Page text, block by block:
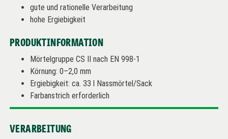
gute und rationelle Verarbeitung
hohe Ergiebigkeit
PRODUKTINFORMATION
Mörtelgruppe CS II nach EN 998-1
Körnung: 0–2,0 mm
Ergiebigkeit: ca. 33 l Nassmörtel/Sack
Farbanstrich erforderlich
VERARBEITUNG